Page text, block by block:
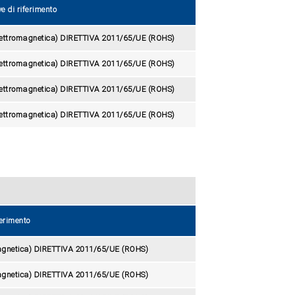
di riferimento
DIRETTIVA 2011/65/UE (ROHS)
DIRETTIVA 2011/65/UE (ROHS)
DIRETTIVA 2011/65/UE (ROHS)
DIRETTIVA 2011/65/UE (ROHS)
DIRETTIVA 2011/65/UE (ROHS)
DIRETTIVA 2011/65/UE (ROHS)